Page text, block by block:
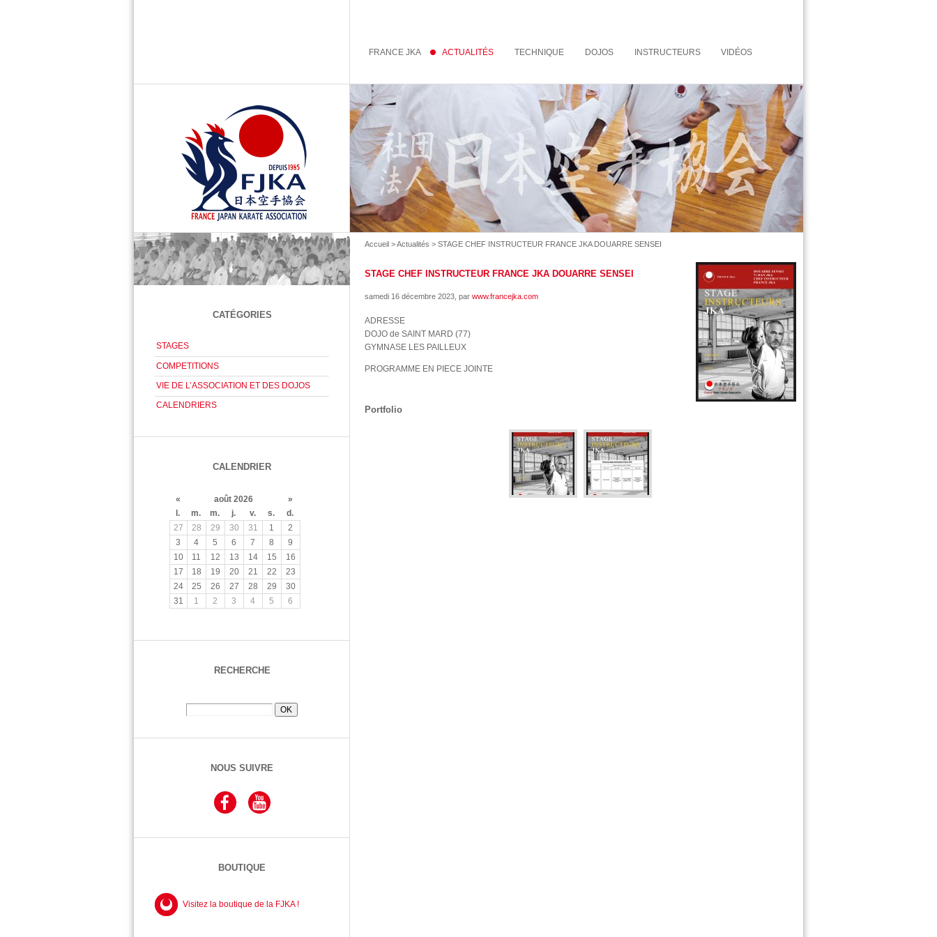
Accueil >Actualités > STAGE CHEF INSTRUCTEUR FRANCE JKA DOUARRE SENSEI
STAGE CHEF INSTRUCTEUR FRANCE JKA DOUARRE SENSEI
samedi 16 décembre 2023 , par www.francejka.com
ADRESSE
DOJO de SAINT MARD (77)
GYMNASE LES PAILLEUX
PROGRAMME EN PIECE JOINTE
Portfolio
FRANCE JKA ACTUALITÉS TECHNIQUE DOJOS INSTRUCTEURS VIDÉOS
CATÉGORIES
STAGES
COMPETITIONS
VIE DE L’ASSOCIATION ET DES DOJOS
CALENDRIERS
CALENDRIER
« août 2026
»
l.
m. m. j. v. s.
d.
27
28 29 30 31 1
2
3
4 5 6 7 8
9
10
11 12 13 14 15
16
17
18 19 20 21 22
23
24
25 26 27 28 29
30
31
1 2 3 4 5 6
RECHERCHE
NOUS SUIVRE
BOUTIQUE
Visitez la boutique de la FJKA !